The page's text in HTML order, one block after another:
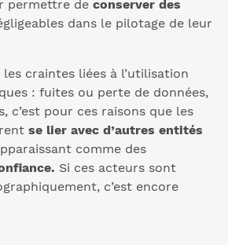
permettre de conserver des
dans le pilotage de leur
craintes liées à l’utilisation
: fuites ou perte de données,
c’est pour ces raisons que les
se lier avec d’autres entités
comme des
Si ces acteurs sont
c’est encore